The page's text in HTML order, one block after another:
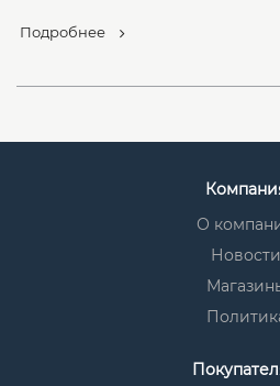
Подробнее
О
Новости